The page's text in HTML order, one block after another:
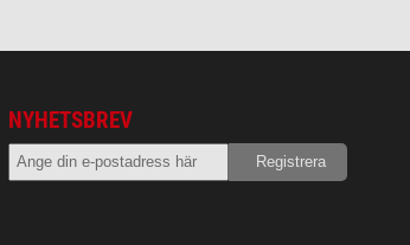
NYHETSBREV